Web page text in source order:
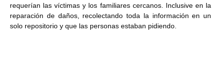
requerían las víctimas y los familiares cercanos. Inclusive en la
reparación de daños, recolectando toda la información en un
solo repositorio y que las personas estaban pidiendo.